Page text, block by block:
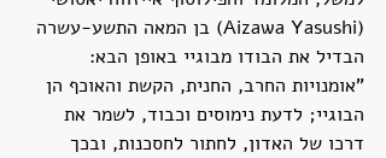
(Aizawa Yasushi) בן המאה התשע-עשרה
הבדיל את הבודו מבוגיי באופן הבא:
"אומנויות החרב, החנית, הקשת והאוכף הן
הבוגיי; לדעת נימוסים וכבוד, לשמר את
דרכו של האדון, לחתור לחסכנות, ובכך